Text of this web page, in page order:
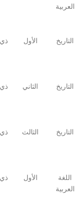
العربية
التاريخ الأول
التاريخ الثاني
التاريخ الثالث
اللغة
العربية
الأول